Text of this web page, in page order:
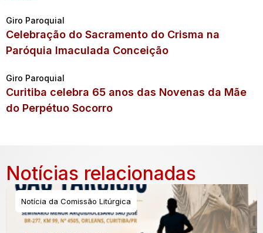
Giro Paroquial
Celebração do Sacramento do Crisma na
Paróquia Imaculada Conceição
Giro Paroquial
Curitiba celebra 65 anos das Novenas da Mãe
do Perpétuo Socorro
Notícias relacionadas
Notícia da Comissão Litúrgica